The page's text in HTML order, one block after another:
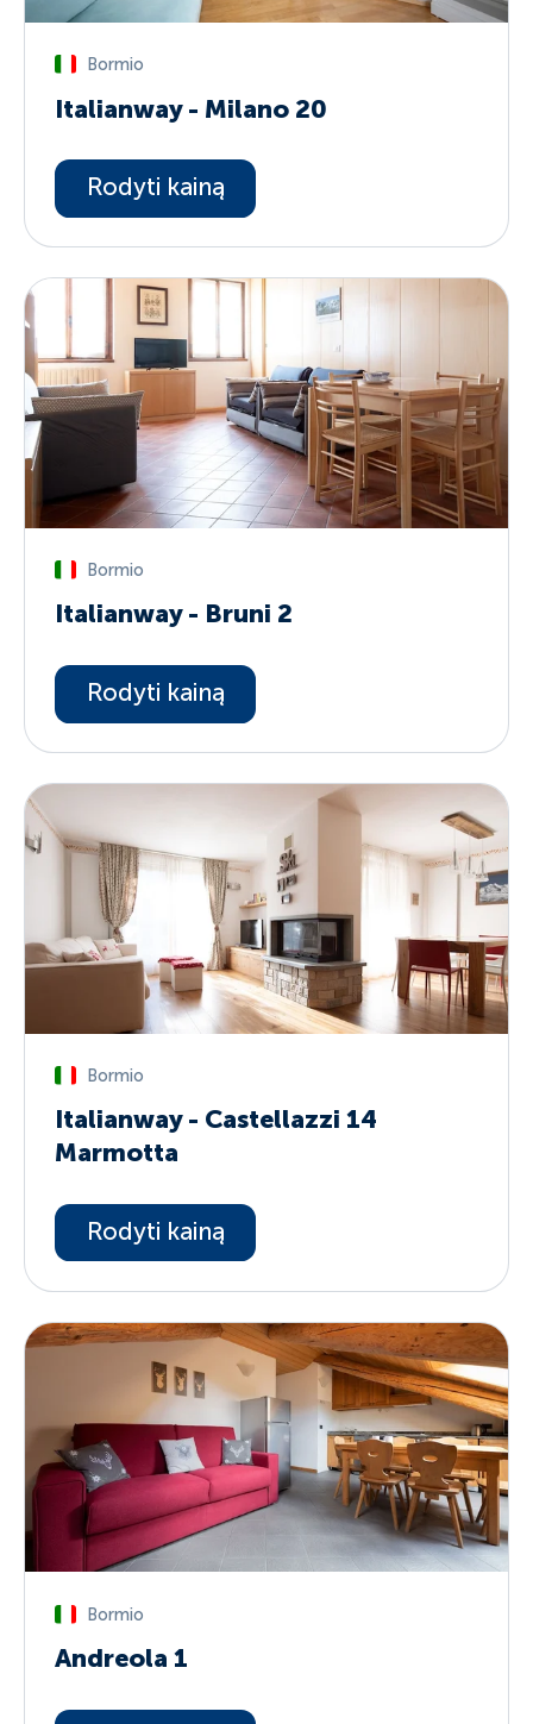
Bormio
Italianway - Milano 20
Rodyti kainą
Bormio
Italianway - Bruni 2
Rodyti kainą
Bormio
Italianway - Castellazzi 14
Marmotta
Rodyti kainą
Bormio
Andreola 1